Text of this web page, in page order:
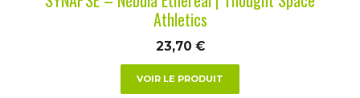
Athletics
23,70 €
VOIR LE PRODUIT
page